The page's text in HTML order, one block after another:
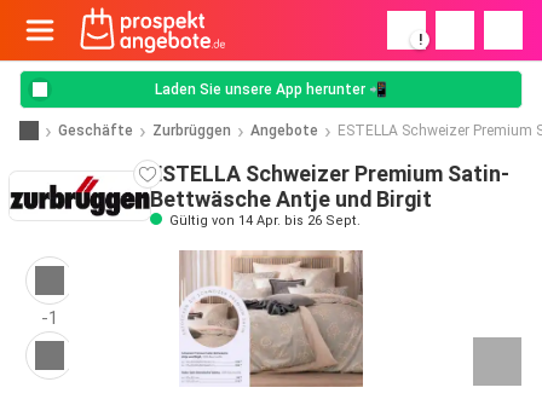
!
Laden Sie unsere App herunter 📲
Geschäfte Zurbrüggen Angebote ESTELLA Schweizer
ESTELLA Schweizer Premium Satin-
Bettwäsche Antje und Birgit
Gültig von 14 Apr. bis 26 Sept.
-1